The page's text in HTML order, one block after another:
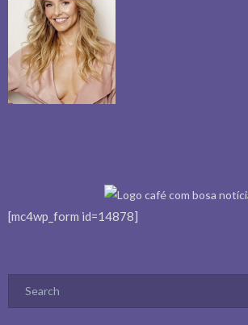
[mc4wp_form id=14878]